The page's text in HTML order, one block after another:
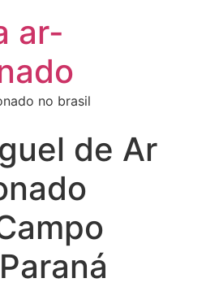
ar-
no brasil
de Ar